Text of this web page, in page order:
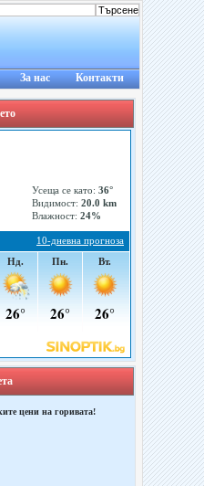
За нас Контакти
цени на горивата!